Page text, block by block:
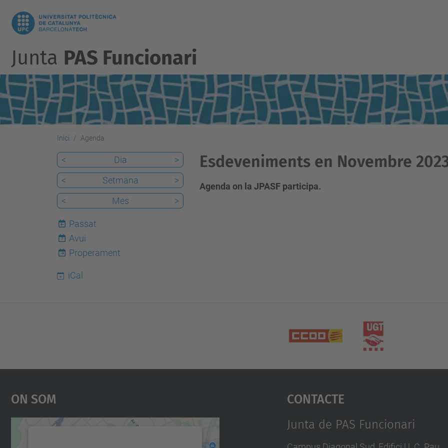
Junta PAS Funcionari
Inici Agenda
Esdeveniments en Novembre
Agenda on la JPASF participa.
< Dia
>
<
Setmana
>
<
Mes >
Passat
7
Avui
Properament
iCal
On Som Contacte
Junta de PAS Funcionari